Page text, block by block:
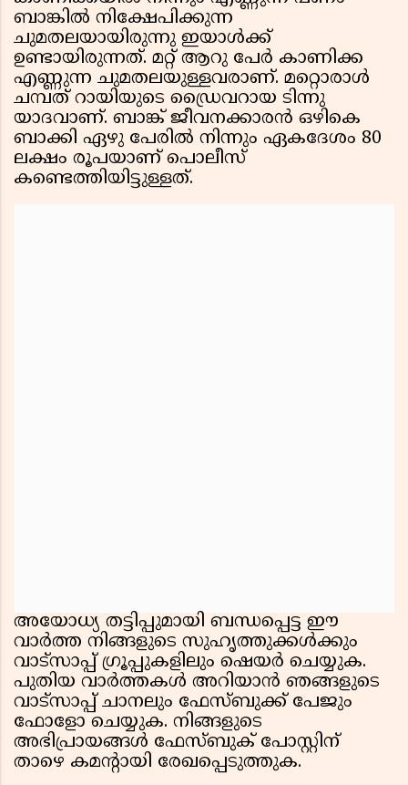
ബാങ്കിൽ നിക്ഷേപിക്കുന്ന
ചുമതലയായിരുന്നു ഇയാൾക്ക്
ഉണ്ടായിരുന്നത്. മറ്റ് ആറു പേർ കാണിക്ക
എണ്ണുന്ന ചുമതലയുള്ളവരാണ്. മറ്റൊരാൾ
ചമ്പത് റായിയുടെ ഡ്രൈവറായ ടിന്നു
യാദവാണ്. ബാങ്ക് ജീവനക്കാരൻ ഒഴികെ
ബാക്കി ഏഴു പേരിൽ നിന്നും ഏകദേശം 80
ലക്ഷം രൂപയാണ് പൊലീസ്
കണ്ടെത്തിയിട്ടുള്ളത്.
അയോധ്യ തട്ടിപ്പുമായി ബന്ധപ്പെട്ട ഈ
വാർത്ത നിങ്ങളുടെ സുഹൃത്തുക്കൾക്കും
വാട്സാപ്പ് ഗ്രൂപ്പുകളിലും ഷെയർ ചെയ്യുക.
പുതിയ വാർത്തകൾ അറിയാൻ ഞങ്ങളുടെ
വാട്സാപ്പ് ചാനലും ഫേസ്ബുക്ക് പേജും
ഫോളോ ചെയ്യുക. നിങ്ങളുടെ
അഭിപ്രായങ്ങൾ ഫേസ്ബുക് പോസ്റ്റിന്
താഴെ കമൻ്റായി രേഖപ്പെടുത്തുക.